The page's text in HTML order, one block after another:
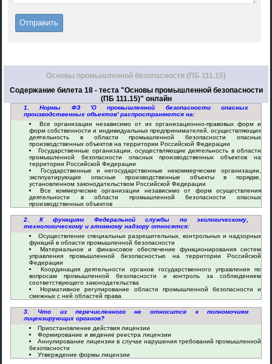
Основы промышленной безопасности (ПБ 111.15)
Содержание билета 18 - теста "Основы промышленной безопасности
(ПБ 111.15)" онлайн
1. Нормы ФЗ 'О промышленной безопасности опасных
производственных объектов' распространяются на:
Все организации независимо от их организационно-правовых форм и
форм собственности и индивидуальных предпринимателей, осуществляющих
деятельность в области промышленной безопасности опасных
производственных объектов на территории Российской Федерации
Государственные организации, осуществляющие деятельность в области
промышленной безопасности опасных производственных объектов на
территории Российской Федерации
Государственные и негосударственные некоммерческие организации,
эксплуатирующие опасные производственные объекты в порядке,
установленном законодательством Российской Федерации
Все коммерческие организации независимо от форм осуществления
деятельности в области промышленной безопасности опасных
производственных объектов
2. К функциям Федеральной службы по экологическому,
технологическому и атомному надзору относятся:
Осуществление специальных разрешительных, контрольных и надзорных
функций в области промышленной безопасности
Материальное и финансовое обеспечение функционирования систем
управления промышленной безопасностью на территории Российской
Федерации
Координация деятельности органов государственного управления по
вопросам промышленной безопасности и контроль за соблюдением
соответствующего законодательства
Нормативное регулирование области промышленной безопасности и
смежных с ней областей права
3. Что из перечисленного не относится к полномочиям
лицензирующих органов?
Приостановление действия лицензии
Формирование и ведение реестра лицензии
Аннулирование лицензии в случае нарушения требований промышленной
безопасности
Утверждение формы лицензии